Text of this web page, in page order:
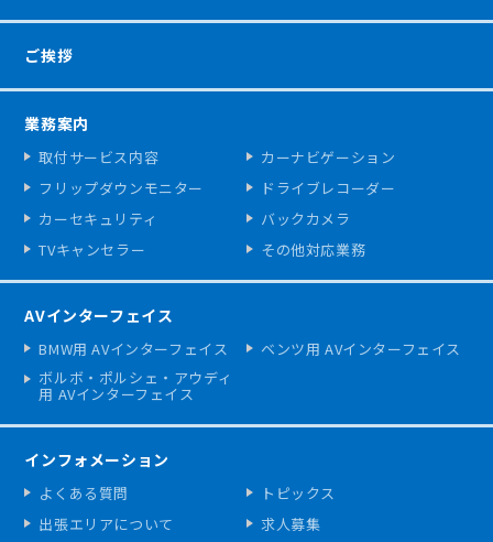
ご挨拶
業務案内
取付サービス内容
カーナビゲーション
フリップダウンモニター
ドライブレコーダー
カーセキュリティ
バックカメラ
TVキャンセラー
その他対応業務
AVインターフェイス
BMW用 AVインターフェイス
ベンツ用 AVインターフェイス
ボルボ・ポルシェ・アウディ
用 AVインターフェイス
インフォメーション
よくある質問
トピックス
出張エリアについて
求人募集